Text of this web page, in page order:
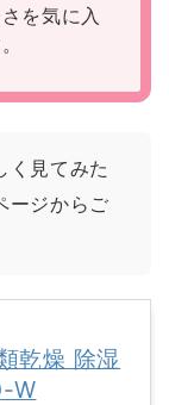
を気に入
く見てみた
ージからご
乾燥 除湿
W